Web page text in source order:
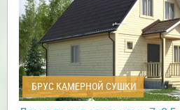
БРУС КАМЕРНОЙ СУШКИ